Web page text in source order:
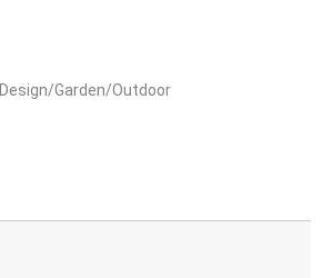
Design/Garden/Outdoor